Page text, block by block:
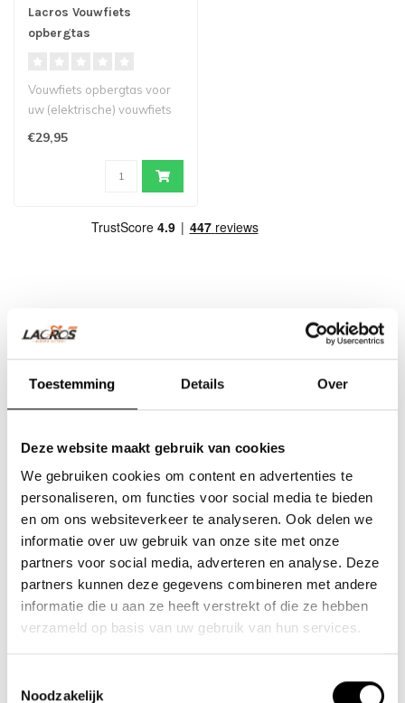
Toestemming Details Over
Deze website maakt gebruik van cookies
We gebruiken cookies om content en advertenties te
personaliseren, om functies voor social media te bieden
en om ons websiteverkeer te analyseren. Ook delen we
informatie over uw gebruik van onze site met onze
partners voor social media, adverteren en analyse. Deze
partners kunnen deze gegevens combineren met andere
informatie die u aan ze heeft verstrekt of die ze hebben
verzameld op basis van uw gebruik van hun services.
Noodzakelijk
Lacros Vouwfiets
opbergtas
Vouwfiets opbergtas voor
uw (elektrische) vouwfiets
€29,95
Team Lacros
Nieuwe Eerdsebaan 16, 5482 VS Schijndel Nederland